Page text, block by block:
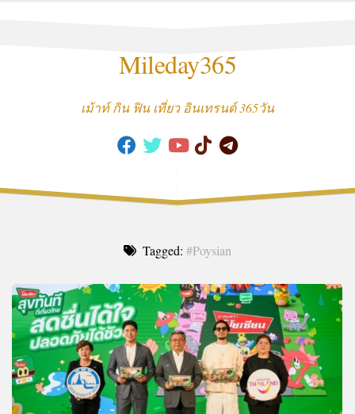
Mileday365
เม้าท์ กิน ฟิน เที่ยว อินเทรนด์ 365วัน
Tagged: #Poysian